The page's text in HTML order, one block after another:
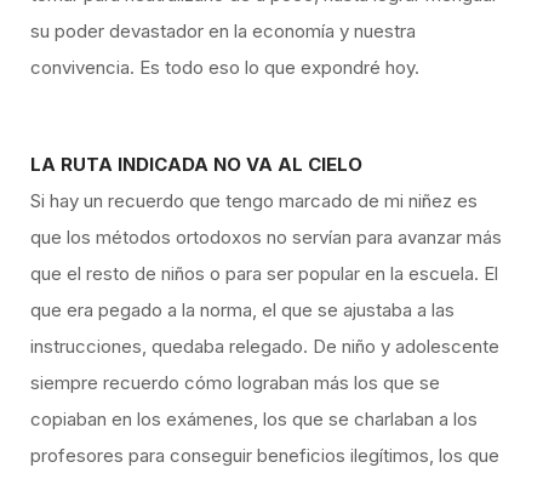
su poder devastador en la economía y nuestra
convivencia. Es todo eso lo que expondré hoy.
LA RUTA INDICADA NO VA AL CIELO
Si hay un recuerdo que tengo marcado de mi niñez es
que los métodos ortodoxos no servían para avanzar más
que el resto de niños o para ser popular en la escuela. El
que era pegado a la norma, el que se ajustaba a las
instrucciones, quedaba relegado. De niño y adolescente
siempre recuerdo cómo lograban más los que se
copiaban en los exámenes, los que se charlaban a los
profesores para conseguir beneficios ilegítimos, los que